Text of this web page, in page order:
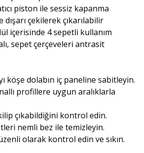
piston ile sessiz kapanma
dışarı çekilerek çıkarılabilir
içerisinde 4 sepetli kullanım
sepet çerçeveleri antrasit
köşe dolabın iç paneline sabitleyin.
profillere uygun aralıklarla
çıkabildiğini kontrol edin.
nemli bez ile temizleyin.
olarak kontrol edin ve sıkın.